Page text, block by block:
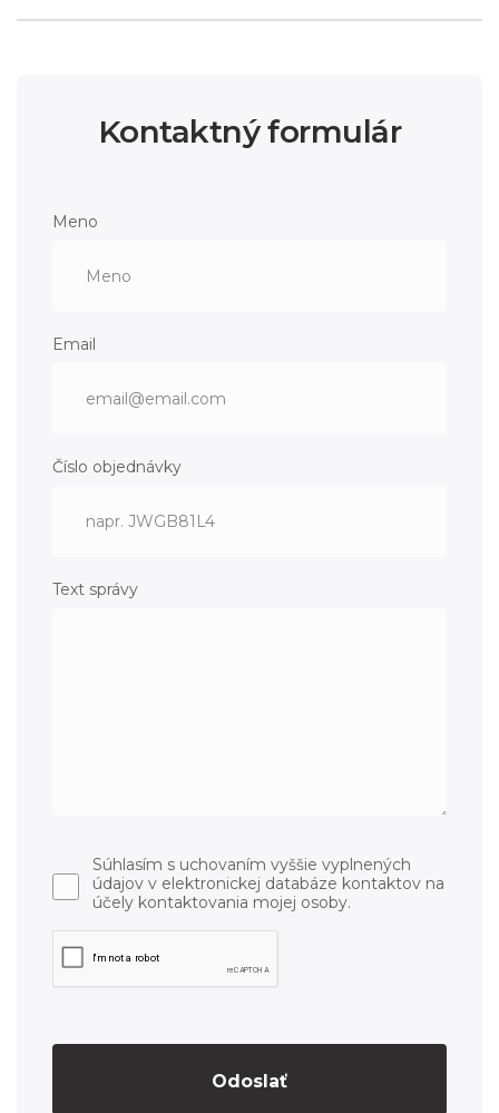
Kontaktný formulár
Meno
Email
Číslo objednávky
Text správy
Súhlasím s uchovaním vyššie vyplnených
údajov v elektronickej databáze kontaktov na
účely kontaktovania mojej osoby.
Odoslať